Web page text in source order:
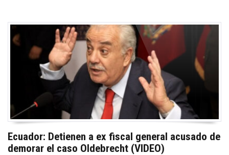
Ecuador: Detienen a ex fiscal general acusado de
demorar el caso Oldebrecht (VIDEO)